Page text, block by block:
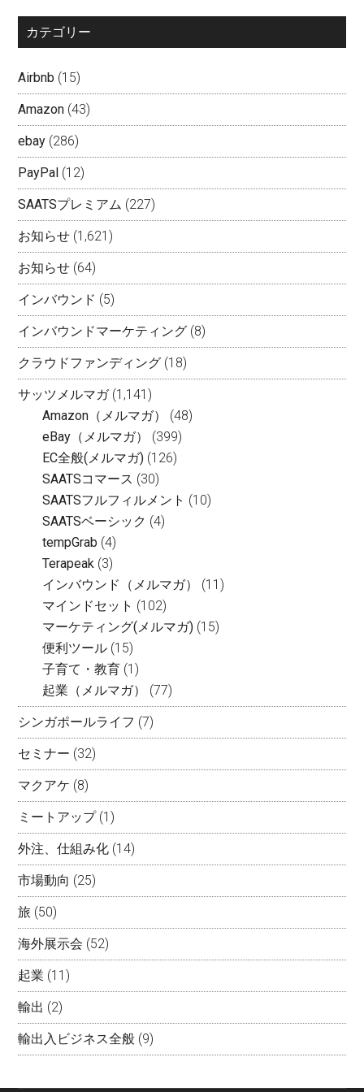
カテゴリー
Airbnb (15)
Amazon (43)
ebay (286)
PayPal (12)
SAATSプレミアム (227)
お知らせ (1,621)
お知らせ (64)
インバウンド (5)
インバウンドマーケティング (8)
クラウドファンディング (18)
サッツメルマガ(1,141)
Amazon（メルマガ）
(48)
eBay（メルマガ）
(399)
EC全般(メルマガ) (126)
SAATSコマース (30)
SAATSフルフィルメント (10)
SAATSベーシック (4)
tempGrab (4)
Terapeak (3)
インバウンド（メルマガ）
(11)
マインドセット (102)
マーケティング(メルマガ) (15)
便利ツール (15)
子育て・教育 (1)
起業（メルマガ）
(77)
シンガポールライフ (7)
セミナー (32)
マクアケ (8)
ミートアップ(1)
外注、仕組み化 (14)
市場動向 (25)
旅 (50)
海外展示会 (52)
起業 (11)
輸出 (2)
輸出入ビジネス全般 (9)